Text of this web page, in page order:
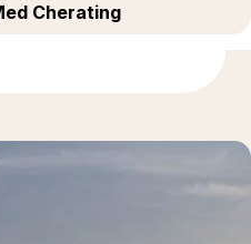
Cherating